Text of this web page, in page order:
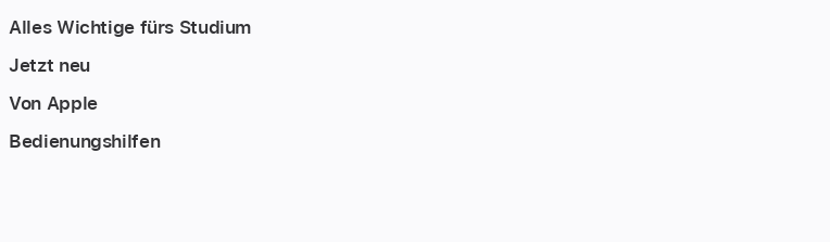
Alles Wichtige fürs Studium
Jetzt neu
Von Apple
Bedienungshilfen